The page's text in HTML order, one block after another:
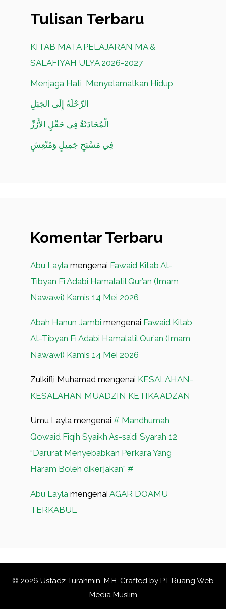
Tulisan Terbaru
KITAB MATA PELAJARAN MA &
SALAFIYAH ULYA 2026-2027
Menjaga Hati, Menyelamatkan Hidup
الرِّحْلَةُ إِلَى الجَبَلِ
الْمُحَادَثَةُ فِي حَقْلِ الأَرُزِّ
فِي مَسْبَحٍ جَمِيلٍ وَمُنْعِشٍ
Komentar Terbaru
Abu Layla mengenai Fawaid Kitab At-
Tibyan Fi Adabi Hamalatil Qur’an (Imam
Nawawi) Kamis 14 Mei 2026
Abah Hanun Jambi mengenai Fawaid Kitab
At-Tibyan Fi Adabi Hamalatil Qur’an (Imam
Nawawi) Kamis 14 Mei 2026
Zulkifli Muhamad mengenai KESALAHAN-
KESALAHAN MUADZIN KETIKA ADZAN
Umu Layla mengenai # Mandhumah
Qowaid Fiqih Syaikh As-sa’di Syarah 12
“Darurat Menyebabkan Perkara Yang
Haram Boleh dikerjakan” #
Abu Layla mengenai AGAR DOAMU
TERKABUL
© 2026 Ustadz Turahmin, M.H. Crafted by PT Ruang Web
Media Muslim